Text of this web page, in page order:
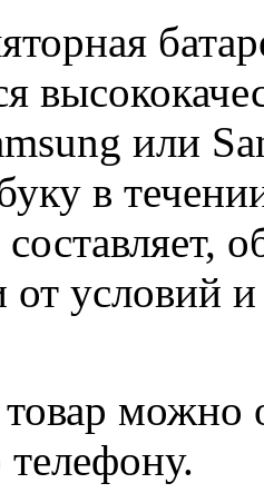
или
в
от условий
можно